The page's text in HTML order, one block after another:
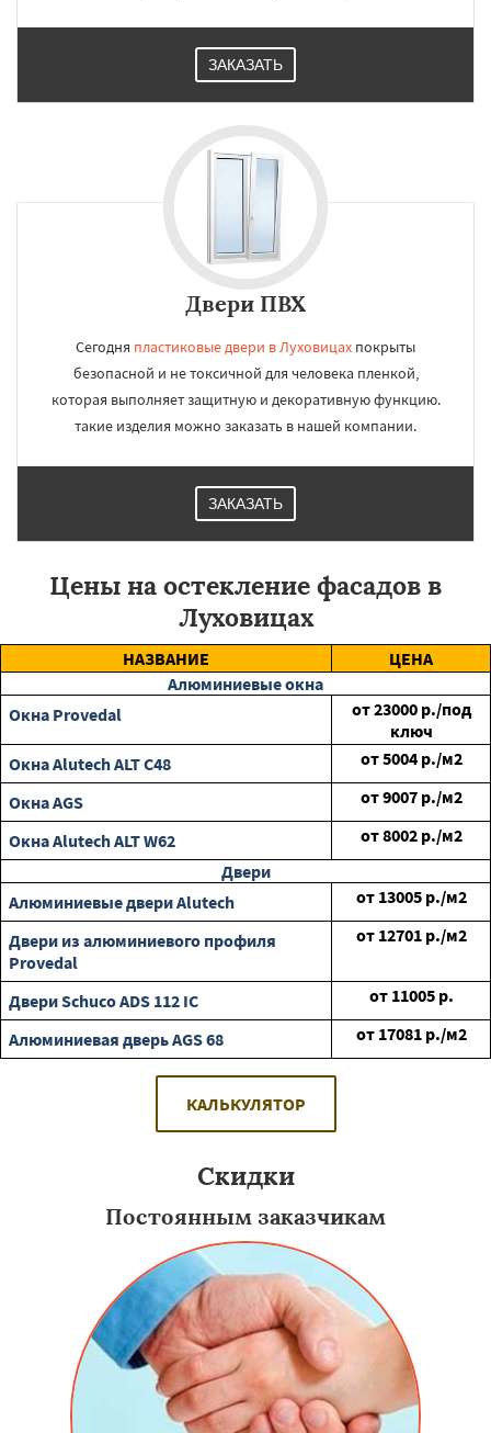
ЗАКАЗАТЬ
Двери ПВХ
Сегодня пластиковые двери в Луховицах покрыты
безопасной и не токсичной для человека пленкой,
которая выполняет защитную и декоративную функцию.
такие изделия можно заказать в нашей компании.
ЗАКАЗАТЬ
Цены на остекление фасадов в
Луховицах
НАЗВАНИЕ
ЦЕНА
Алюминиевые окна
Окна Provedal
от23000 р./под
ключ
Окна Alutech ALT C48
от5004 р./м2
Окна AGS
от9007 р./м2
Окна Alutech ALT W62
от8002 р./м2
Двери
Алюминиевые двери Alutech
от 13005 р./м2
Двери из алюминиевого профиля
Provedal
от 12701 р./м2
Двери Schuco ADS 112 IC от 11005 р.
Алюминиевая дверь AGS 68
от 17081 р./м2
КАЛЬКУЛЯТОР
Скидки
Постоянным заказчикам